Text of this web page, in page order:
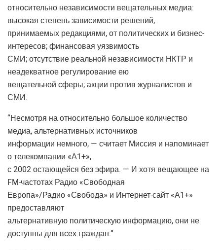
относительно независимости вещательных медиа:
высокая степень зависимости решений,
принимаемых редакциями, от политических и бизнес-
интересов; финансовая уязвимость
СМИ; отсутствие реальной независимости НКТР и
неадекватное регулирование ею
вещательной сферы; акции против журналистов и
СМИ.
“Несмотря на относительно большое количество
медиа, альтернативных источников
информации немного, — считает Миссия и напоминает
о телекомпании «А1+»,
с 2002 остающейся без эфира. — И хотя вещающее на
FM-частотах Радио «Свободная
Европа»/Радио «Свобода» и Интернет-сайт «А1+»
предоставляют
альтернативную политическую информацию, они не
доступны для всех граждан.”